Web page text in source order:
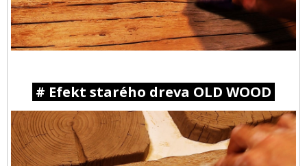
# Efekt starého dreva OLD WOOD